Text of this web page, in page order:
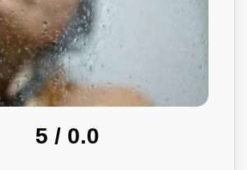
0.0
/ 5